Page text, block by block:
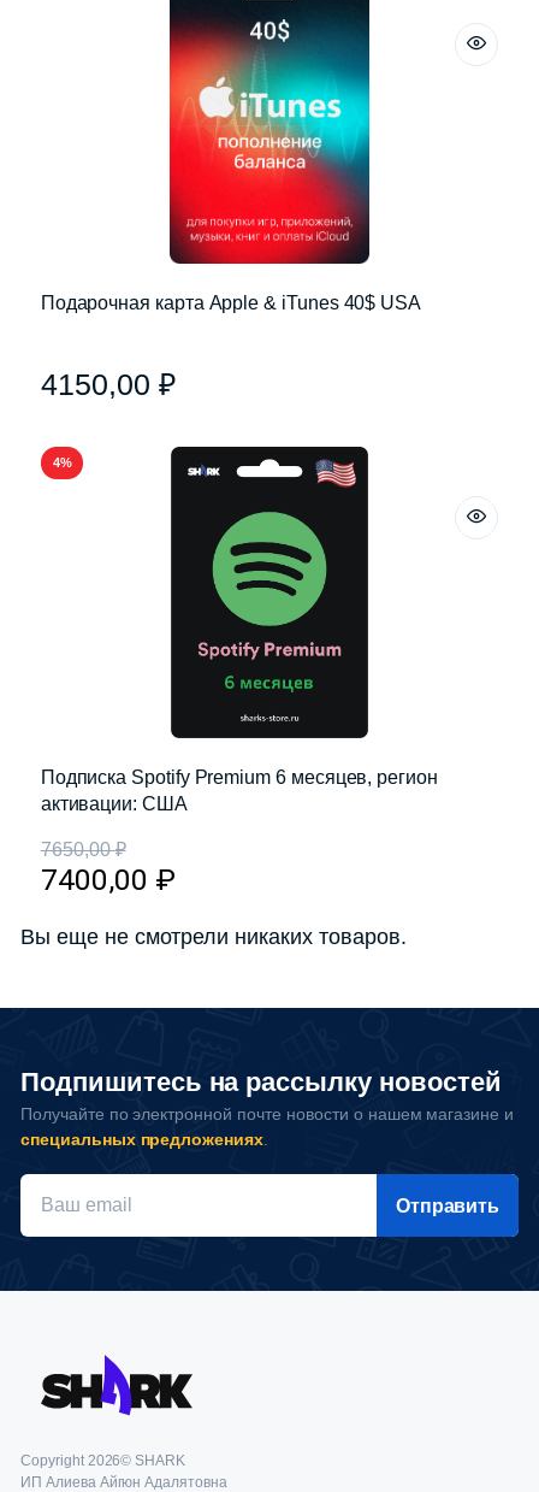
Подарочная карта Apple & iTunes 40$ USA
4150,00 ₽
4%
Подписка Spotify Premium 6 месяцев, регион
активации: США
7650,00₽
7400,00 ₽
Вы еще не смотрели никаких товаров.
Подпишитесь на рассылку новостей
Получайте по электронной почте новости о нашем магазине и
специальных предложениях.
Отправить
Copyright 2026© SHARK
ИП Алиева Айгюн Адалятовна